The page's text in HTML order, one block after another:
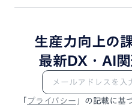
生産力向上の
最新DX・ AI
「 プライバシー 」 の記載に基